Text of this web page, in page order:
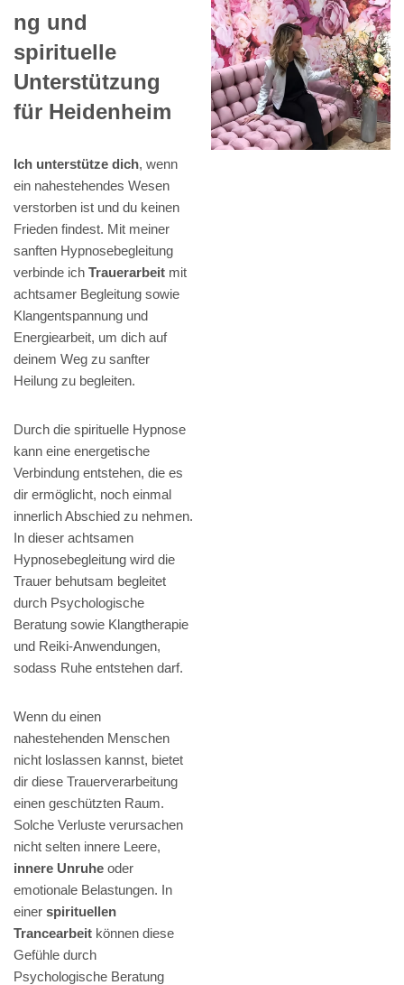
ng und
spirituelle
Unterstützung
für Heidenheim
Ich unterstütze dich, wenn
ein nahestehendes Wesen
verstorben ist und du keinen
Frieden findest. Mit meiner
sanften Hypnosebegleitung
verbinde ich Trauerarbeit mit
achtsamer Begleitung sowie
Klangentspannung und
Energiearbeit, um dich auf
deinem Weg zu sanfter
Heilung zu begleiten.
Durch die spirituelle Hypnose
kann eine energetische
Verbindung entstehen, die es
dir ermöglicht, noch einmal
innerlich Abschied zu nehmen.
In dieser achtsamen
Hypnosebegleitung wird die
Trauer behutsam begleitet
durch Psychologische
Beratung sowie Klangtherapie
und Reiki-Anwendungen,
sodass Ruhe entstehen darf.
Wenn du einen
nahestehenden Menschen
nicht loslassen kannst, bietet
dir diese Trauerverarbeitung
einen geschützten Raum.
Solche Verluste verursachen
nicht selten innere Leere,
innere Unruhe oder
emotionale Belastungen. In
einer spirituellen
Trancearbeit können diese
Gefühle durch
Psychologische Beratung